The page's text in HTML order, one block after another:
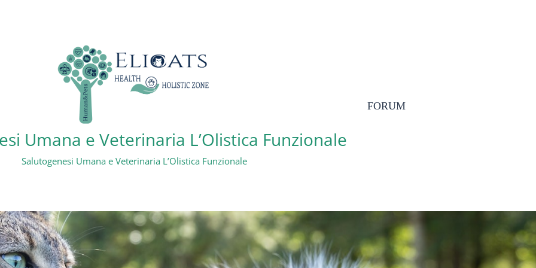
Umana e Veterinaria L’Olistica Funzionale
Salutogenesi Umana e Veterinaria L’Olistica Funzionale
FORUM